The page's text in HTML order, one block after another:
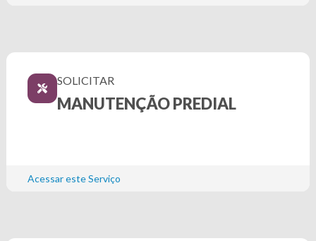
SOLICITAR
MANUTENÇÃO PREDIAL
Acessar este Serviço